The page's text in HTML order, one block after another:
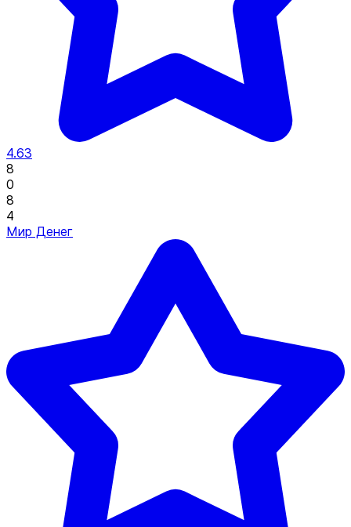
4.63
8
0
8
4
Мир Денег